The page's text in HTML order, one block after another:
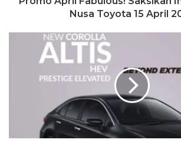
Nusa Toyota 15 April